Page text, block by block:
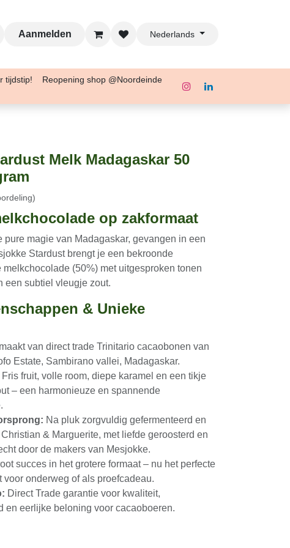
Aanmelden Nederlands
tijdstip! Reopening shop
Melk Madagaskar
gram
op
pure magie van Madagaskar, gevangen in
Mesjokke Stardust brengt je een bekroonde
melkchocolade (50%) met uitgesproken
en een subtiel vleugje zout.
& Unieke
van direct trade Trinitario cacaobonen
Bejofo Estate, Sambirano vallei, Madagaskar.
Fris fruit, volle room, diepe karamel en een
zout – een harmonieuze en spannende
Na pluk zorgvuldig gefermenteerd
Christian & Marguerite, met liefde
verwerkt in Utrecht door de makers van
succes in het grotere formaat – nu het
voor onderweg of als